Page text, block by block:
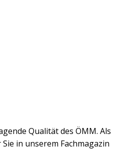
Qualität des ÖMM. Als
in unserem Fachmagazin